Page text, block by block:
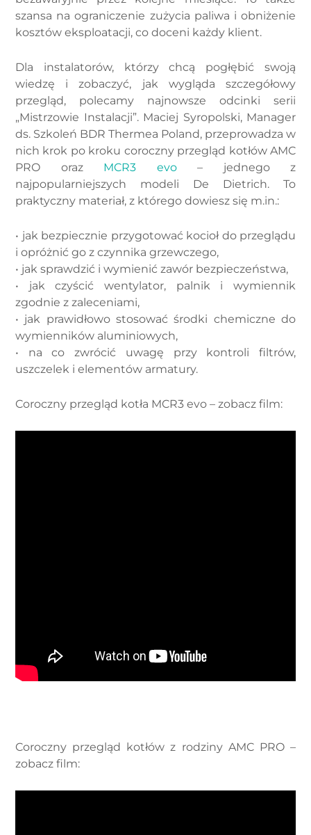
szansa na ograniczenie zużycia paliwa i obniżenie
kosztów eksploatacji, co doceni każdy klient.
Dla instalatorów, którzy chcą pogłębić swoją
wiedzę i zobaczyć, jak wygląda szczegółowy
przegląd, polecamy najnowsze odcinki serii
„Mistrzowie Instalacji”. Maciej Syropolski, Manager
ds. Szkoleń BDR Thermea Poland, przeprowadza w
nich krok po kroku coroczny przegląd kotłów AMC
PRO oraz MCR3 evo– jednego z
najpopularniejszych modeli De Dietrich. To
praktyczny materiał, z którego dowiesz się m.in.:
• jak bezpiecznie przygotować kocioł do przeglądu
i opróżnić go z czynnika grzewczego,
• jak sprawdzić i wymienić zawór bezpieczeństwa,
• jak czyścić wentylator, palnik i wymiennik
zgodnie z zaleceniami,
• jak prawidłowo stosować środki chemiczne do
wymienników aluminiowych,
• na co zwrócić uwagę przy kontroli filtrów,
uszczelek i elementów armatury.
Coroczny przegląd kotła MCR3 evo – zobacz film:
Coroczny przegląd kotłów z rodziny AMC PRO –
zobacz film: